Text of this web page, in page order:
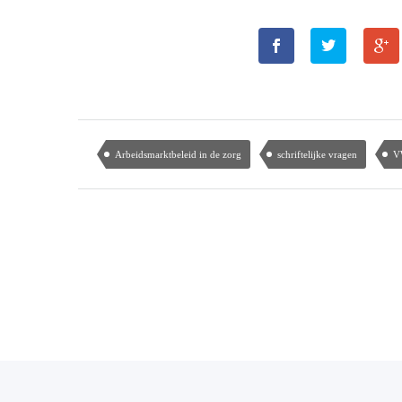
Arbeidsmarktbeleid in de zorg schriftelijke vragen